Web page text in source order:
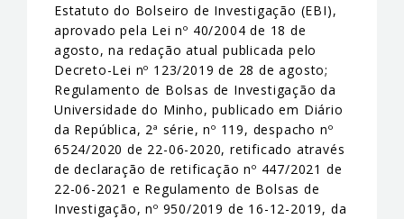
Estatuto do Bolseiro de Investigação (EBI),
aprovado pela Lei nº 40/2004 de 18 de
agosto, na redação atual publicada pelo
Decreto-Lei nº 123/2019 de 28 de agosto;
Regulamento de Bolsas de Investigação da
Universidade do Minho, publicado em Diário
da República, 2ª série, nº 119, despacho nº
6524/2020 de 22-06-2020, retificado através
de declaração de retificação nº 447/2021 de
22-06-2021 e Regulamento de Bolsas de
Investigação, nº 950/2019 de 16-12-2019, da